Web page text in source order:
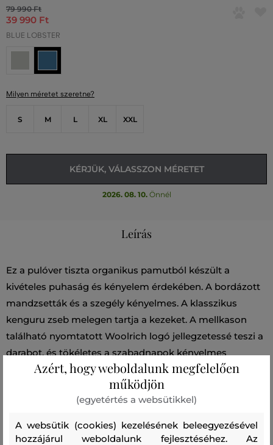
79 990 Ft
39 990 Ft
BLUE LOBSTER
Milyen méretet szeretne?
S M L XL XXL
KÉRJÜK, VÁLASSZON MÉRETET
2026. 08. 10.Önnél
Leírás
Ez a pulóver tiszta organikus pamutból készült a
kivételes puhaság és kényelem érdekében. A bordázott
mandzsetták és a szegély kényelmes. A klasszikus
kenguru zseb melegen tartja a kezeket. A mellkason
található nyomtatott Woolrich logó jellegzetessé teszi a
darabot, és tökéletes a szabadnapok kényelmes
eltöltéséhez.
Termék kódja
0202MRUT3290-623-WA-31093
Azért, hogy weboldalunk megfelelően
működjön
(egyetértés a websütikkel)
A websütik (cookies) kezelésének beleegyezésével
hozzájárul weboldalunk fejlesztéséhez. Az